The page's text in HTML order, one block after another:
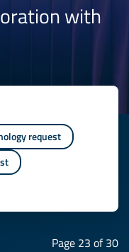
with
request
Page 23 of 30